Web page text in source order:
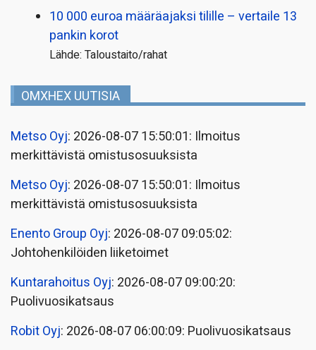
10 000 euroa määräajaksi tilille – vertaile 13
pankin korot
Lähde: Taloustaito/rahat
OMXHEX UUTISIA
Metso Oyj: 2026-08-07 15:50:01: Ilmoitus
merkittävistä omistusosuuksista
Metso Oyj: 2026-08-07 15:50:01: Ilmoitus
merkittävistä omistusosuuksista
Enento Group Oyj: 2026-08-07 09:05:02:
Johtohenkilöiden liiketoimet
Kuntarahoitus Oyj: 2026-08-07 09:00:20:
Puolivuosikatsaus
Robit Oyj: 2026-08-07 06:00:09: Puolivuosikatsaus